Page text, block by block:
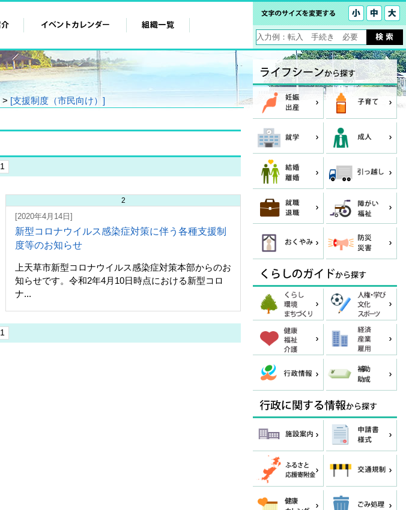
> [支援制度（市民向け）]
1
2
[2020年4月14日]
新型コロナウイルス感染症対策に伴う各種支援制
度等のお知らせ
上天草市新型コロナウイルス感染症対策本部からのお
知らせです。令和2年4月10日時点における新型コロ
ナ...
1